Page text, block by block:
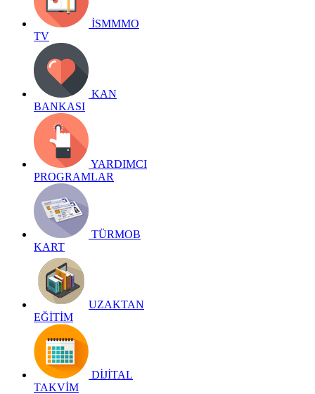
İSMMMO
TV
KAN
BANKASI
YARDIMCI
PROGRAMLAR
TÜRMOB
KART
UZAKTAN
EĞİTİM
DİJİTAL
TAKVİM